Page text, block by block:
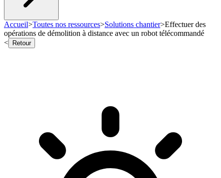
Accueil>Toutes nos ressources>Solutions chantier>Effectuer des
opérations de démolition à distance avec un robot télécommandé
<
Retour